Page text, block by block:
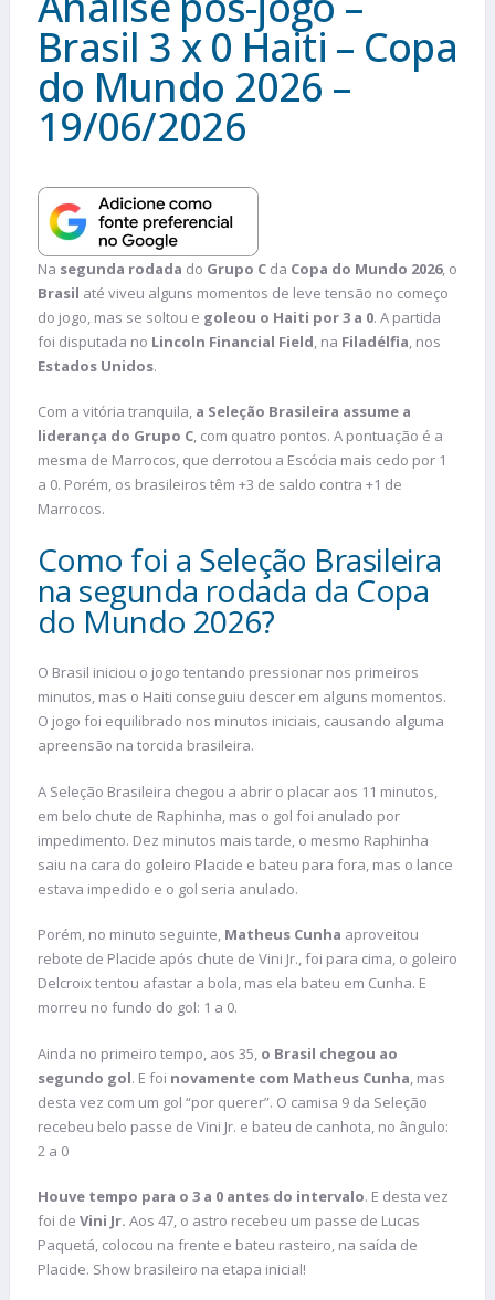
Brasil 3 x 0 Haiti – Copa
do Mundo 2026 –
19/06/2026
Na segunda rodada do Grupo C da Copa do Mundo 2026, o
Brasil até viveu alguns momentos de leve tensão no começo
do jogo, mas se soltou e goleou o Haiti por 3 a 0. A partida
foi disputada no Lincoln Financial Field, na Filadélfia, nos
Estados Unidos.
Com a vitória tranquila, a Seleção Brasileira assume a
liderança do Grupo C, com quatro pontos. A pontuação é a
mesma de Marrocos, que derrotou a Escócia mais cedo por 1
a 0. Porém, os brasileiros têm +3 de saldo contra +1 de
Marrocos.
Como foi a Seleção Brasileira
na segunda rodada da Copa
do Mundo 2026?
O Brasil iniciou o jogo tentando pressionar nos primeiros
minutos, mas o Haiti conseguiu descer em alguns momentos.
O jogo foi equilibrado nos minutos iniciais, causando alguma
apreensão na torcida brasileira.
A Seleção Brasileira chegou a abrir o placar aos 11 minutos,
em belo chute de Raphinha, mas o gol foi anulado por
impedimento. Dez minutos mais tarde, o mesmo Raphinha
saiu na cara do goleiro Placide e bateu para fora, mas o lance
estava impedido e o gol seria anulado.
Porém, no minuto seguinte, Matheus Cunha aproveitou
rebote de Placide após chute de Vini Jr., foi para cima, o goleiro
Delcroix tentou afastar a bola, mas ela bateu em Cunha. E
morreu no fundo do gol: 1 a 0.
Ainda no primeiro tempo, aos 35, o Brasil chegou ao
segundo gol. E foi novamente com Matheus Cunha, mas
desta vez com um gol “por querer”. O camisa 9 da Seleção
recebeu belo passe de Vini Jr. e bateu de canhota, no ângulo:
2 a 0
Houve tempo para o 3 a 0 antes do intervalo. E desta vez
foi de Vini Jr. Aos 47, o astro recebeu um passe de Lucas
Paquetá, colocou na frente e bateu rasteiro, na saída de
Placide. Show brasileiro na etapa inicial!